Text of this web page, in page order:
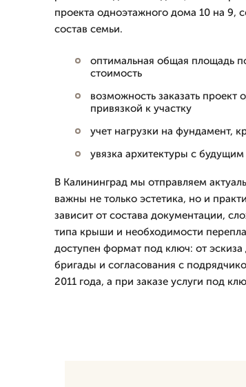
проекта одноэтажного дома 10 на 9,
состав семьи.
оптимальная общая площадь
стоимость
возможность заказать
привязкой к участку
учет нагрузки на фундамент,
увязка архитектуры с
В Калининград мы отправляем
важны не только эстетика, но и
зависит от состава документации,
типа крыши и необходимости
доступен формат под ключ: от
бригады и согласования с
2011 года, а при заказе услуги под